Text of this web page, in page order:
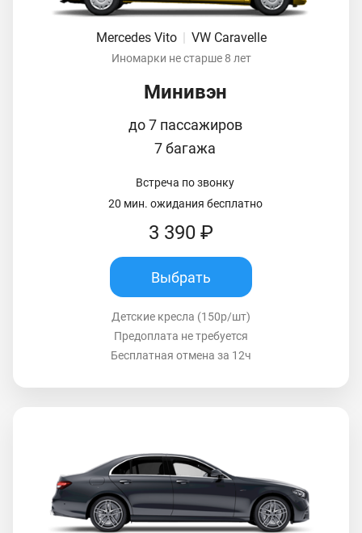
Mercedes Vito VW Caravelle
Иномарки не старше 8 лет
Минивэн
до 7 пассажиров
7 багажа
Встреча по звонку
20 мин. ожидания бесплатно
3 390 ₽
Выбрать
Детские кресла (150р/шт)
Предоплата не требуется
Бесплатная отмена за 12ч